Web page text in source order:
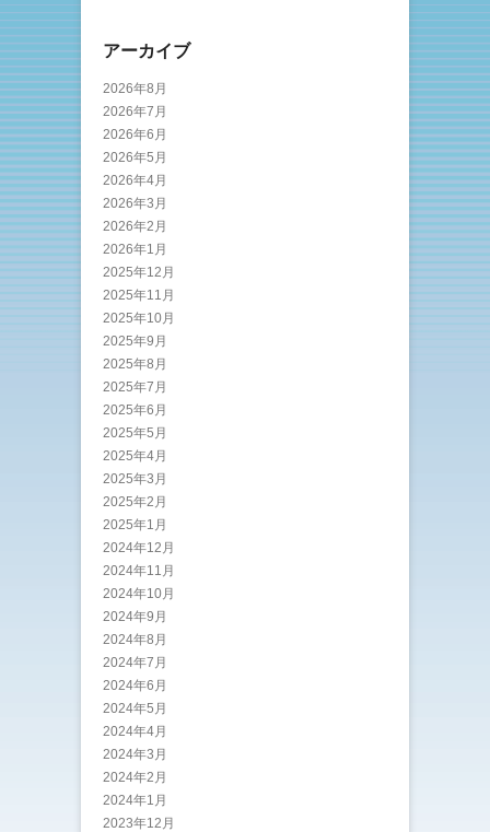
アーカイブ
2026年8月
2026年7月
2026年6月
2026年5月
2026年4月
2026年3月
2026年2月
2026年1月
2025年12月
2025年11月
2025年10月
2025年9月
2025年8月
2025年7月
2025年6月
2025年5月
2025年4月
2025年3月
2025年2月
2025年1月
2024年12月
2024年11月
2024年10月
2024年9月
2024年8月
2024年7月
2024年6月
2024年5月
2024年4月
2024年3月
2024年2月
2024年1月
2023年12月